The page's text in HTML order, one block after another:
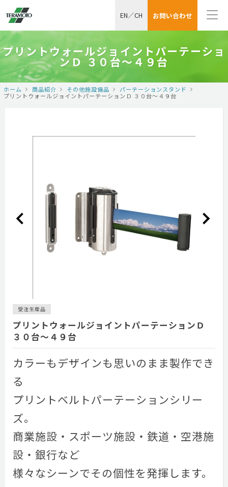
お問い合わせ
EN／CH
プリントウォールジョイントパーテーショ
ンＤ ３０台～４９台
ホーム 商品紹介 その他施設備品
パーテーションスタンド
プリントウォールジョイントパーテーションＤ ３０台～４９台
受注生産品
プリントウォールジョイントパーテーションＤ
３０台～４９台
カラーもデザインも思いのまま製作でき
る
プリントベルトパーテーションシリー
ズ。
商業施設・スポーツ施設・鉄道・空港施
設・銀行など
様々なシーンでその個性を発揮します。